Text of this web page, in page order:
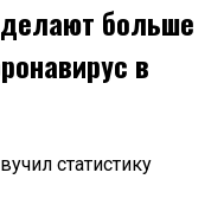
больше
в
статистику